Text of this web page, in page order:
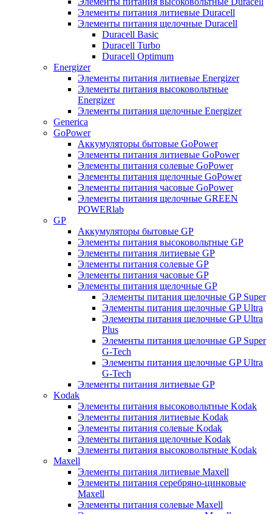
Элементы питания литиевые Duracell
Элементы питания щелочные Duracell
Duracell Basic
Duracell Turbo
Duracell Optimum
Energizer
Элементы питания литиевые Energizer
Элементы питания высоковольтные
Energizer
Элементы питания щелочные Energizer
Generica
GoPower
Аккумуляторы бытовые GoPower
Элементы питания литиевые GoPower
Элементы питания солевые GoPower
Элементы питания щелочные GoPower
Элементы питания часовые GoPower
Элементы питания щелочные GREEN
POWERlab
GP
Аккумуляторы бытовые GP
Элементы питания высоковольтные GP
Элементы питания литиевые GP
Элементы питания солевые GP
Элементы питания часовые GP
Элементы питания щелочные GP
Элементы питания щелочные GP Super
Элементы питания щелочные GP Ultra
Элементы питания щелочные GP Ultra
Plus
Элементы питания щелочные GP Super
G-Tech
Элементы питания щелочные GP Ultra
G-Tech
Элементы питания литиевые GP
Kodak
Элементы питания высоковольтные Kodak
Элементы питания литиевые Kodak
Элементы питания солевые Kodak
Элементы питания щелочные Kodak
Элементы питания высоковольтные Kodak
Maxell
Элементы питания литиевые Maxell
Элементы питания серебряно-цинковые
Maxell
Элементы питания солевые Maxell